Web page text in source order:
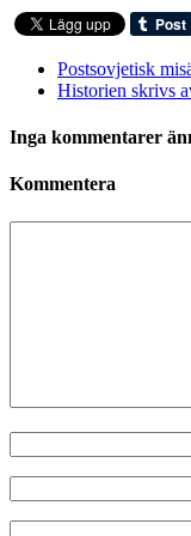
Postsovjetisk
Historien skrivs
Inga kommentarer
Kommentera